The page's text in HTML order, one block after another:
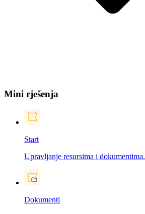
Mini rješenja
Start
Upravljanje resursima i dokumentima.
Dokumenti